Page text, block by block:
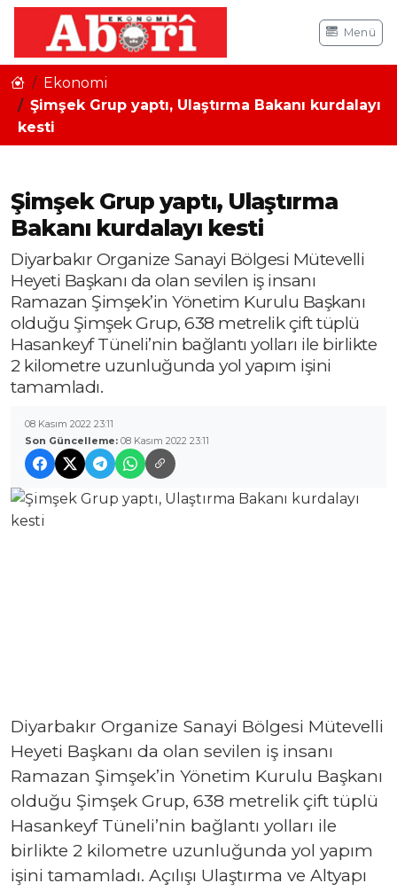
Menü
Ekonomi
Şimşek Grup yaptı, Ulaştırma Bakanı kurdalayı
kesti
Şimşek Grup yaptı, Ulaştırma
Bakanı kurdalayı kesti
Diyarbakır Organize Sanayi Bölgesi Mütevelli
Heyeti Başkanı da olan sevilen iş insanı
Ramazan Şimşek’in Yönetim Kurulu Başkanı
olduğu Şimşek Grup, 638 metrelik çift tüplü
Hasankeyf Tüneli’nin bağlantı yolları ile birlikte
2 kilometre uzunluğunda yol yapım işini
tamamladı.
08 Kasım 2022 23:11
Son Güncelleme: 08 Kasım 2022 23:11
Diyarbakır Organize Sanayi Bölgesi Mütevelli
Heyeti Başkanı da olan sevilen iş insanı
Ramazan Şimşek’in Yönetim Kurulu Başkanı
olduğu Şimşek Grup, 638 metrelik çift tüplü
Hasankeyf Tüneli’nin bağlantı yolları ile
birlikte 2 kilometre uzunluğunda yol yapım
işini tamamladı. Açılışı Ulaştırma ve Altyapı